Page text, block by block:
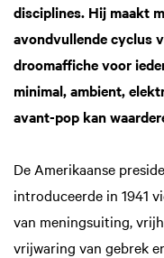
disciplines. Hij maakt
avondvullende cyclus
droomaffiche voor
minimal, ambient,
avant-pop kan
De Amerikaanse
introduceerde in 1941
van meningsuiting,
vrijwaring van gebrek